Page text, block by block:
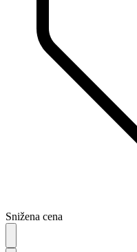
Snižena cena